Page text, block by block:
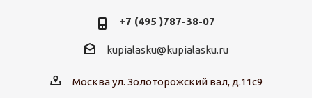
+7 (495 )787-38-07
kupialasku@kupialasku.ru
Москва ул. Золоторожский вал, д.11с9